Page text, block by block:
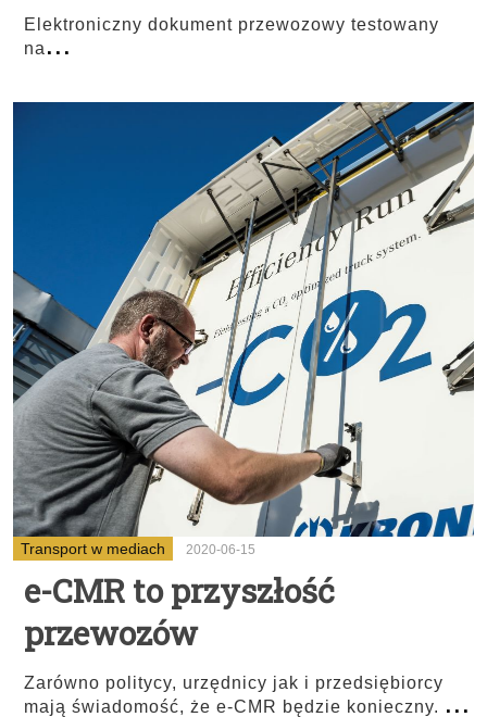
Elektroniczny dokument przewozowy testowany
na...
Transport w mediach 2020-06-15
e-CMR to przyszłość
przewozów
Zarówno politycy, urzędnicy jak i przedsiębiorcy
mają świadomość, że e-CMR będzie konieczny. ...